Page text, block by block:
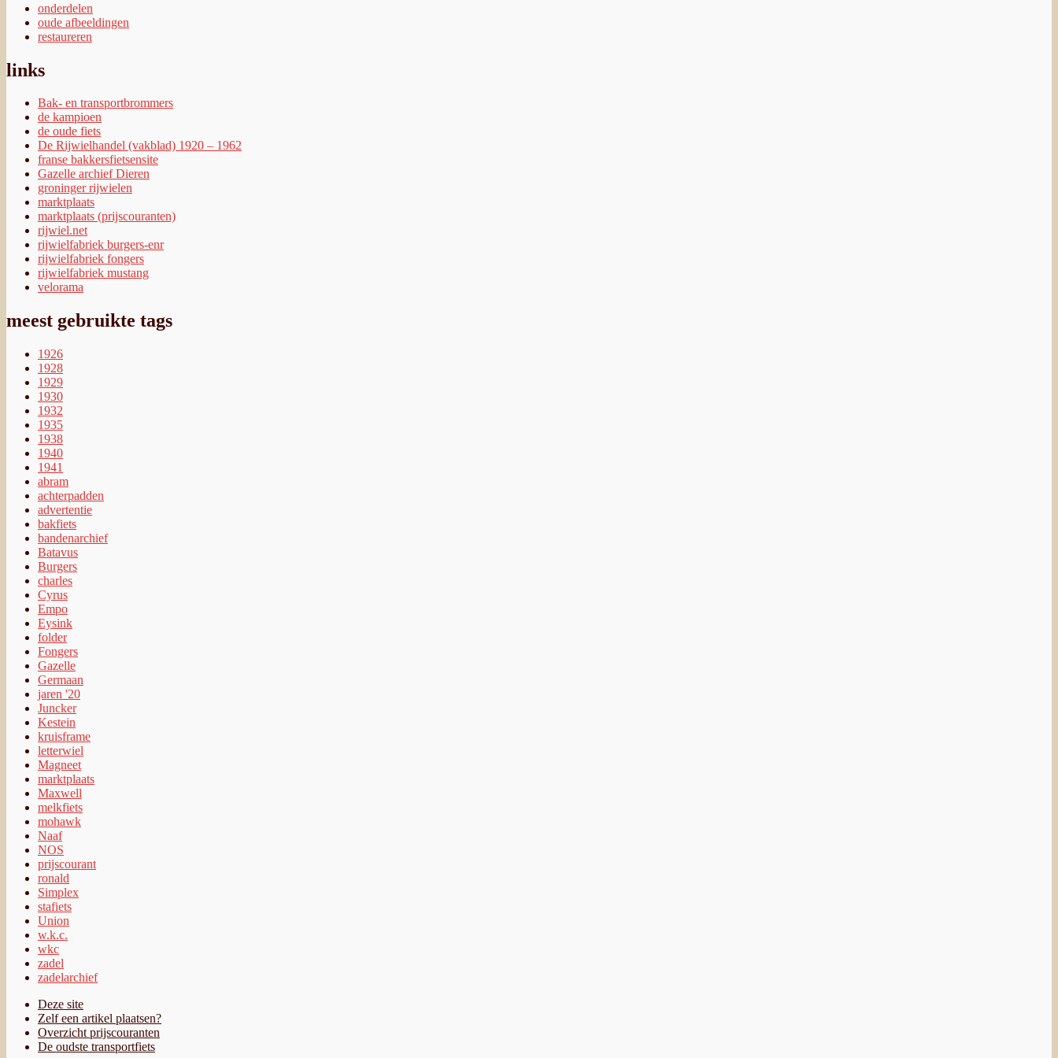
onderdelen
oude afbeeldingen
restaureren
links
Bak- en transportbrommers
de kampioen
de oude fiets
De Rijwielhandel (vakblad) 1920 – 1962
franse bakkersfietsensite
Gazelle archief Dieren
groninger rijwielen
marktplaats
marktplaats (prijscouranten)
rijwiel.net
rijwielfabriek burgers-enr
rijwielfabriek fongers
rijwielfabriek mustang
velorama
meest gebruikte tags
1926
1928
1929
1930
1932
1935
1938
1940
1941
abram
achterpadden
advertentie
bakfiets
bandenarchief
Batavus
Burgers
charles
Cyrus
Empo
Eysink
folder
Fongers
Gazelle
Germaan
jaren '20
Juncker
Kestein
kruisframe
letterwiel
Magneet
marktplaats
Maxwell
melkfiets
mohawk
Naaf
NOS
prijscourant
ronald
Simplex
stafiets
Union
w.k.c.
wkc
zadel
zadelarchief
Deze site
Zelf een artikel plaatsen?
Overzicht prijscouranten
De oudste transportfiets